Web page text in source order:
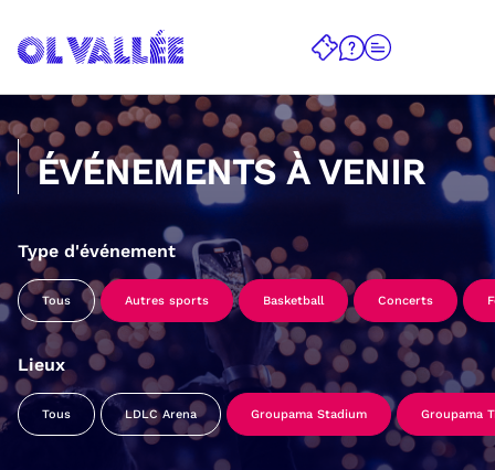
ÉVÉNEMENTS À VENIR
Type d'événement
Tous Autres sports Basketball Concerts
Lieux
Tous LDLC Arena Groupama Stadium Groupama